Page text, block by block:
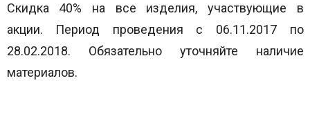
Скидка 40% на все изделия, участвующие в
акции. Период проведения с 06.11.2017 по
28.02.2018. Обязательно уточняйте наличие
материалов.